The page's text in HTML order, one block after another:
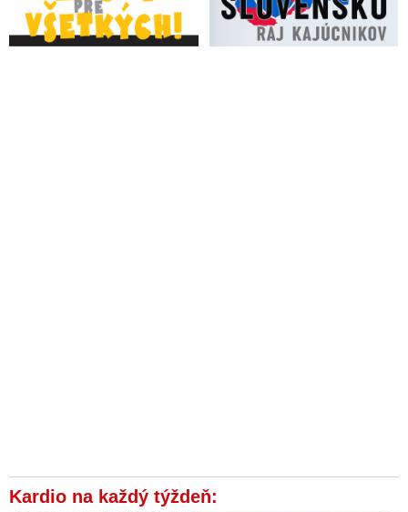
Kardio na každý týždeň: